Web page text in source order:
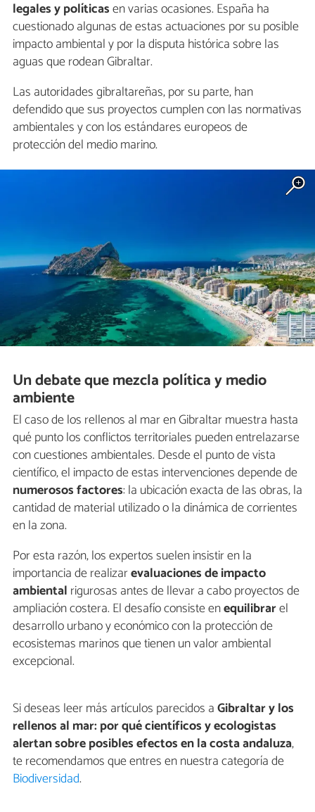
legales y políticasen varias ocasiones. España ha
cuestionado algunas de estas actuaciones por su posible
impacto ambiental y por la disputa histórica sobre las
aguas que rodean Gibraltar.
Las autoridades gibraltareñas, por su parte, han
defendido que sus proyectos cumplen con las normativas
ambientales y con los estándares europeos de
protección del medio marino.
Un debate que mezcla política y medio
ambiente
El caso de los rellenos al mar en Gibraltar muestra hasta
qué punto los conflictos territoriales pueden entrelazarse
con cuestiones ambientales. Desde el punto de vista
científico, el impacto de estas intervenciones depende de
numerosos factores: la ubicación exacta de las obras, la
cantidad de material utilizado o la dinámica de corrientes
en la zona.
Por esta razón, los expertos suelen insistir en la
importancia de realizarevaluaciones de impacto
ambiental rigurosas antes de llevar a cabo proyectos de
ampliación costera. El desafío consiste enequilibrarel
desarrollo urbano y económico con la protección de
ecosistemas marinos que tienen un valor ambiental
excepcional.
Si deseas leer más artículos parecidos aGibraltar y los
rellenos al mar: por qué científicos y ecologistas
alertan sobre posibles efectos en la costa andaluza,
te recomendamos que entres en nuestra categoría de
Biodiversidad.